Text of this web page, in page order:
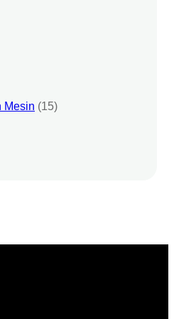
Mesin (15)